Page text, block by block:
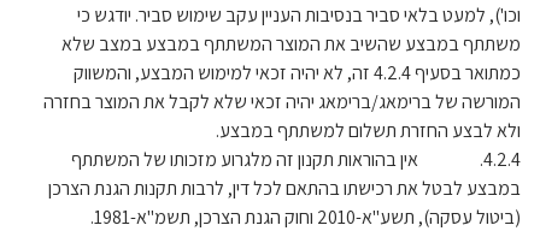
וכו'), למעט בלאי סביר בנסיבות העניין עקב שימוש סביר. יודגש כי
משתתף במבצע שהשיב את המוצר המשתתף במבצע במצב שלא
כמתואר בסעיף 4.2.4 זה, לא יהיה זכאי למימוש המבצע, והמשווק
המורשה של ברימאג/ברימאג יהיה זכאי שלא לקבל את המוצר בחזרה
ולא לבצע החזרת תשלום למשתתף במבצע.
4.2.4. אין בהוראות תקנון זה מלגרוע מזכותו של המשתתף
במבצע לבטל את רכישתו בהתאם לכל דין, לרבות תקנות הגנת הצרכן
(ביטול עסקה), תשע"א-2010 וחוק הגנת הצרכן, תשמ"א-1981.